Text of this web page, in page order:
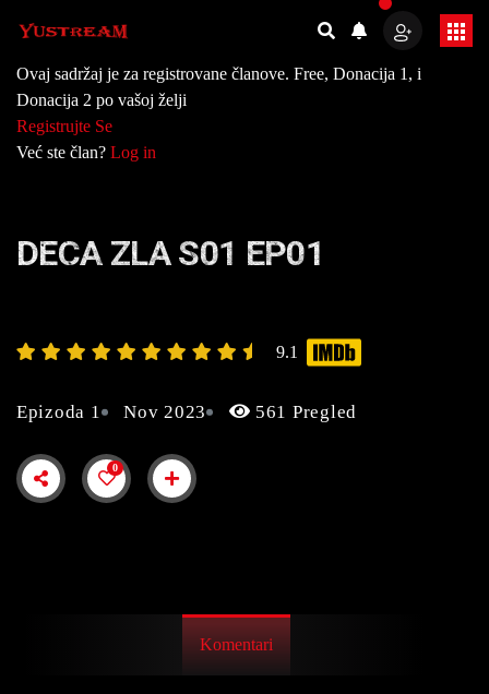
Ovaj sadržaj je za registrovane članove. Free, Donacija 1, i
Donacija 2 po vašoj želji
Registrujte Se
Već ste član? Log in
DECA ZLA S01 EP01
9.1
Epizoda 1 Nov 2023 561 Pregled
0
Komentari